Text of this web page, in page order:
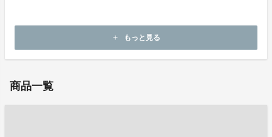
add もっと見る
商品一覧